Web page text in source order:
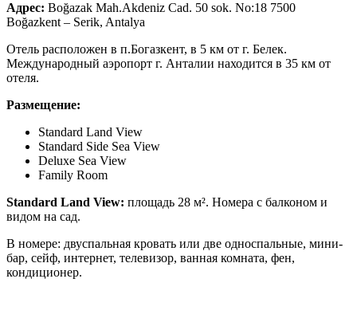
Адрес: Boğazak Mah.Akdeniz Cad. 50 sok. No:18 7500
Boğazkent – Serik, Antalya
Отель расположен в п.Богазкент, в 5 км от г. Белек.
Международный аэропорт г. Анталии находится в 35 км от
отеля.
Размещение:
Standard Land View
Standard Side Sea View
Deluxe Sea View
Family Room
Standard Land View: площадь 28 м². Номера с балконом и
видом на сад.
В номере: двуспальная кровать или две односпальные, мини-
бар, сейф, интернет, телевизор, ванная комната, фен,
кондиционер.